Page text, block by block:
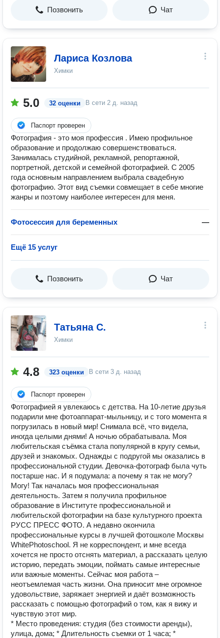
Позвонить Чат
Лариса Козлова
Химки
5.0 32 оценки В сети 2 д. назад
Паспорт проверен
Фотография - это моя профессия . Имею профильное
образование и продолжаю совершенствоваться.
Занималась студийной, рекламной, репортажной,
портретной, детской и семейной фотографией. С 2005
года основным направлением выбрала свадебную
фотографию. Этот вид съемки совмещает в себе многие
жанры и поэтому наиболее интересен для меня.
Фотосессия для беременных —
Ещё 15 услуг
Позвонить Чат
Татьяна С.
Химки
4.8 323 оценки В сети 3 д. назад
Паспорт проверен
Фотографией я увлекаюсь с детства. На 10-летие друзья
подарили мне фотоаппарат-мыльницу, и с того момента я
погрузилась в новый мир! Снимала всё, что видела,
иногда целыми днями! А ночью обрабатывала. Моя
любительская съёмка стала популярной в кругу семьи,
друзей и знакомых. Однажды с подругой мы оказались в
профессиональной студии. Девочка-фотограф была чуть
постарше нас. И я подумала: а почему я так не могу?
Могу! Так началась моя профессиональная
деятельность. Затем я получила профильное
образование в Институте профессиональной и
любительской фотографии на базе культурного проекта
РУСС ПРЕСС ФОТО. А недавно окончила
профессиональные курсы в лучшей фотошколе Москвы
WhitePhotoschool. Я не корреспондент, и мне всегда
хочется не просто отснять материал, а рассказать целую
историю, передать эмоции, поймать самые интересные
или важные моменты. Сейчас моя работа –
неотъемлемая часть жизни. Она приносит мне огромное
удовольствие, заряжает энергией и даёт возможность
рассказать с помощью фотографий о том, как я вижу и
чувствую этот мир.
* Место проведения: студия (без стоимости аренды),
улица, дома; * Длительность съемки от 1 часа; *